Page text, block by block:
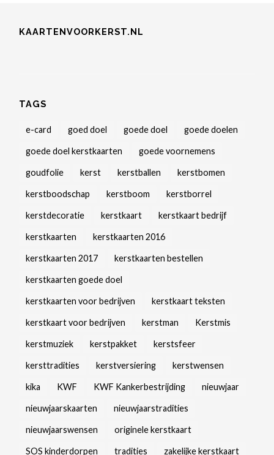
KAARTENVOORKERST.NL
TAGS
e-card goed doel goede doel goede doelen
goede doel kerstkaarten goede voornemens
goudfolie kerst kerstballen kerstbomen
kerstboodschap kerstboom kerstborrel
kerstdecoratie kerstkaart kerstkaart bedrijf
kerstkaarten kerstkaarten 2016
kerstkaarten 2017 kerstkaarten bestellen
kerstkaarten goede doel
kerstkaarten voor bedrijven kerstkaart teksten
kerstkaart voor bedrijven kerstman Kerstmis
kerstmuziek kerstpakket kerstsfeer
kersttradities kerstversiering kerstwensen
kika KWF KWF Kankerbestrijding nieuwjaar
nieuwjaarskaarten nieuwjaarstradities
nieuwjaarswensen originele kerstkaart
SOS kinderdorpen tradities zakelijke kerstkaart